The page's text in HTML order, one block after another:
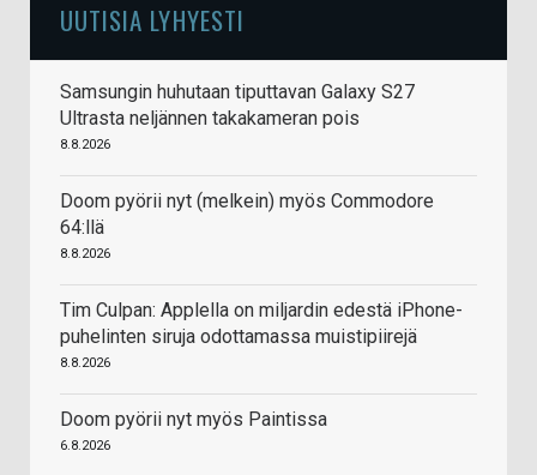
UUTISIA LYHYESTI
Samsungin huhutaan tiputtavan Galaxy S27
Ultrasta neljännen takakameran pois
8.8.2026
Doom pyörii nyt (melkein) myös Commodore
64:llä
8.8.2026
Tim Culpan: Applella on miljardin edestä iPhone-
puhelinten siruja odottamassa muistipiirejä
8.8.2026
Doom pyörii nyt myös Paintissa
6.8.2026